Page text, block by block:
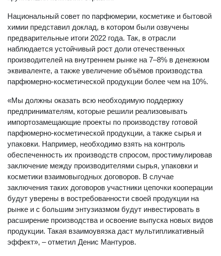
Национальный совет по парфюмерии, косметике и бытовой
химии представил доклад, в котором были озвучены
предварительные итоги 2022 года. Так, в отрасли
наблюдается устойчивый рост доли отечественных
производителей на внутреннем рынке на 7–8% в денежном
эквиваленте, а также увеличение объёмов производства
парфюмерно-косметической продукции более чем на 10%.
«Мы должны оказать всю необходимую поддержку
предпринимателям, которые решили реализовывать
импортозамещающие проекты по производству готовой
парфюмерно-косметической продукции, а также сырья и
упаковки. Например, необходимо взять на контроль
обеспеченность их производств спросом, простимулировав
заключение между производителями сырья, упаковки и
косметики взаимовыгодных договоров. В случае
заключения таких договоров участники цепочки кооперации
будут уверены в востребованности своей продукции на
рынке и с большим энтузиазмом будут инвестировать в
расширение производства и освоение выпуска новых видов
продукции. Такая взаимоувязка даст мультипликативный
эффект», – отметил Денис Мантуров.